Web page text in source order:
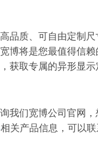
品质、可自由定制尺
博将是您最值得信
获取专属的异形显
我们宽博公司官网
相关产品信息，可以